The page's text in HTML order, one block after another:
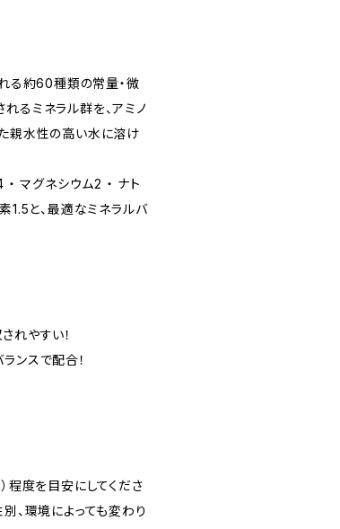
る約60種類の常量・微
るミネラル群を、アミノ
親水性の高い水に溶け
マグネシウム2 ・ ナト
1.5と、最適なミネラルバ
れやすい！
ンスで配合！
程度を目安にしてくださ
、環境によっても変わり